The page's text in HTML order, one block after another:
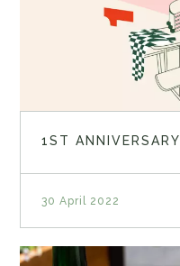
1ST ANNIVERSARY
30 April 2022